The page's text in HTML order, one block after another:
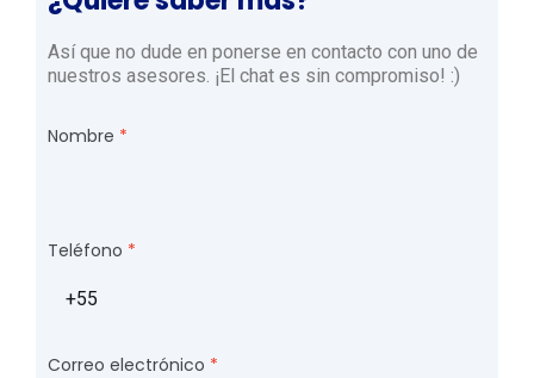
Así que no dude en ponerse en contacto con uno de
nuestros asesores. ¡El chat es sin compromiso! :)
Nombre
Teléfono
Correo electrónico